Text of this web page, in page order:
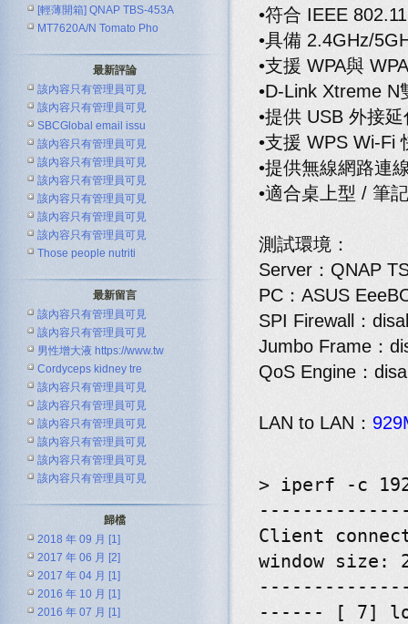
•符合 IEEE
•具備 2.4GHz/
•支援 WPA與
•D-Link Xtreme
•提供 USB 外接
•支援 WPS Wi-Fi
•提供無線網路連
•適合桌上型 / 筆
測試環境：
Server：QNAP
PC：ASUS
SPI Firewall：
Jumbo Frame：
QoS Engine：
LAN to LAN：
> iperf -c
Client
window size:
------ [ 7]
[輕薄開箱] QNAP TBS-453A
MT7620A/N Tomato Pho
最新評論
該內容只有管理員可見
該內容只有管理員可見
SBCGlobal email issu
該內容只有管理員可見
該內容只有管理員可見
該內容只有管理員可見
該內容只有管理員可見
該內容只有管理員可見
該內容只有管理員可見
Those people nutriti
最新留言
該內容只有管理員可見
該內容只有管理員可見
男性增大液 https://www.tw
Cordyceps kidney tre
該內容只有管理員可見
該內容只有管理員可見
該內容只有管理員可見
該內容只有管理員可見
該內容只有管理員可見
該內容只有管理員可見
歸檔
2018 年 09 月 [1]
2017 年 06 月 [2]
2017 年 04 月 [1]
2016 年 10 月 [1]
2016 年 07 月 [1]